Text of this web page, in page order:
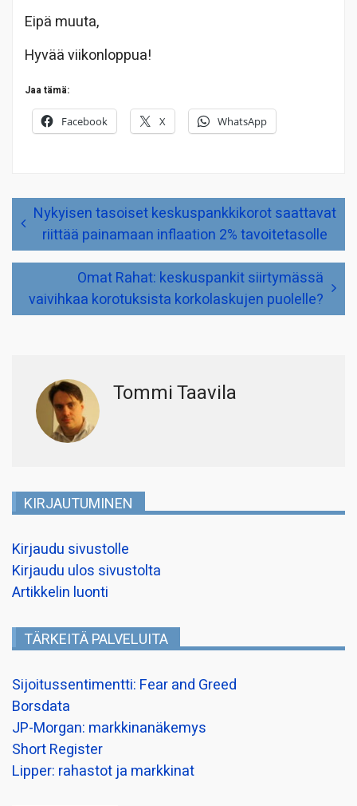
Eipä muuta,
Hyvää viikonloppua!
Jaa tämä:
Facebook X WhatsApp
Artikkelien
selausNykyisen tasoiset keskuspankkikorot saattavat
riittää painamaan inflaation 2% tavoitetasolle
Omat Rahat: keskuspankit siirtymässä
vaivihkaa korotuksista korkolaskujen puolelle?
Tommi Taavila
KIRJAUTUMINEN
Kirjaudu sivustolle
Kirjaudu ulos sivustolta
Artikkelin luonti
TÄRKEITÄ PALVELUITA
Sijoitussentimentti: Fear and Greed
Borsdata
JP-Morgan: markkinanäkemys
Short Register
Lipper: rahastot ja markkinat